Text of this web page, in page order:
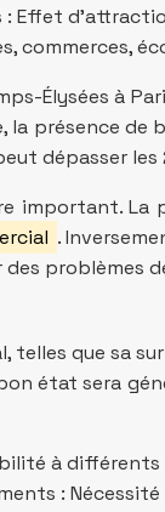
: Effet
commerces,
Élysées à
la présence
dépasser
important.
.
problèmes
telles que sa
état sera
à différents
: